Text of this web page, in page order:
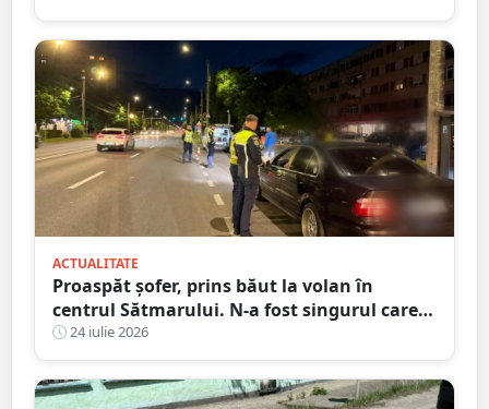
ACTUALITATE
Proaspăt șofer, prins băut la volan în
centrul Sătmarului. N-a fost singurul care a
călcat pe bec
24 iulie 2026